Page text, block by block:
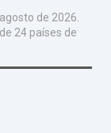
de 2026.
24 países de